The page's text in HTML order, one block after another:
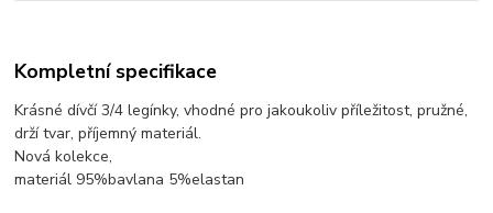
Kompletní specifikace
Krásné dívčí 3/4 legínky, vhodné pro jakoukoliv příležitost, pružné,
drží tvar, příjemný materiál.
Nová kolekce,
materiál 95%bavlana 5%elastan